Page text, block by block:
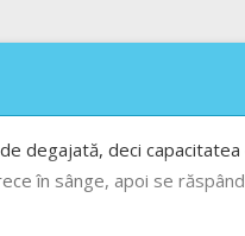
degajată, deci capacitatea
în sânge, apoi se